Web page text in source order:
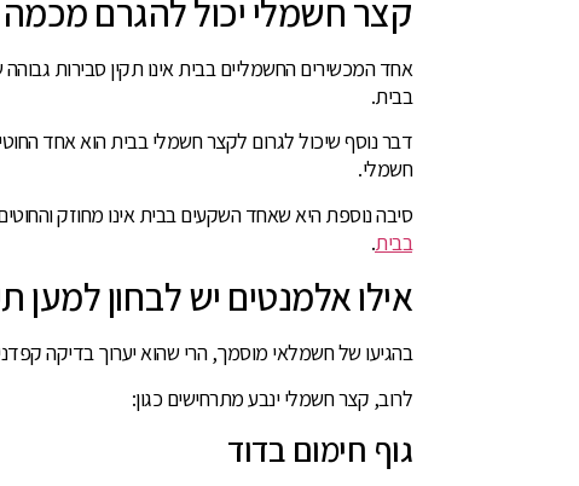
קצר חשמלי יכול להגרם
אחד המכשירים החשמליים בבית אינו תקין סבירות
בבית.
דבר נוסף שיכול לגרום לקצר חשמלי בבית הוא אחד
חשמלי.
סיבה נוספת היא שאחד השקעים בבית אינו מחוזק
בבית.
אילו אלמנטים יש לבחון למען
בהגיעו של חשמלאי מוסמך, הרי שהוא יערוך בדיקה
לרוב, קצר חשמלי ינבע מתרחישים כגון:
גוף חימום בדוד